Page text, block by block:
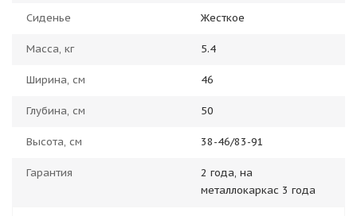
Сиденье Жесткое
Масса, кг 5.4
Ширина, см 46
Глубина, см 50
Высота, см 38-46/83-91
Гарантия
2 года, на
металлокаркас 3 года